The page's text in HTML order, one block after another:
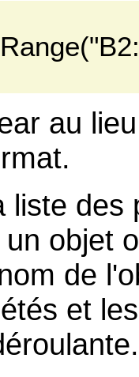
au
liste
objet
de
et